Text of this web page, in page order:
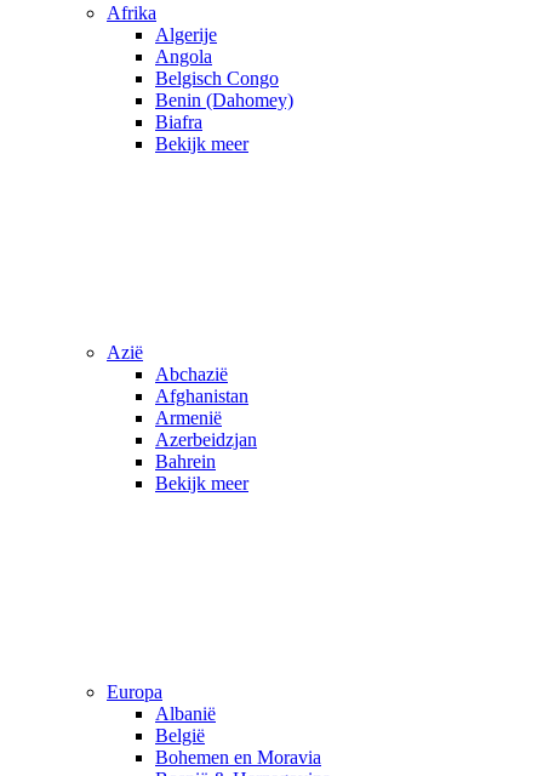
Afrika
Algerije
Angola
Belgisch Congo
Benin (Dahomey)
Biafra
Bekijk meer
Azië
Abchazië
Afghanistan
Armenië
Azerbeidzjan
Bahrein
Bekijk meer
Europa
Albanië
België
Bohemen en Moravia